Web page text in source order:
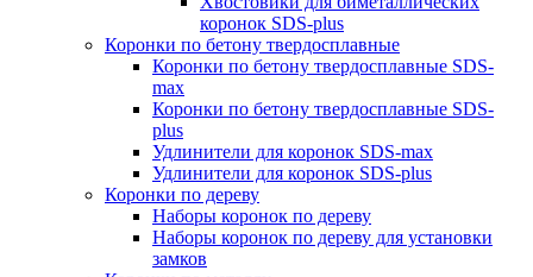
коронок SDS-plus
Коронки по бетону твердосплавные
Коронки по бетону твердосплавные SDS-
max
Коронки по бетону твердосплавные SDS-
plus
Удлинители для коронок SDS-max
Удлинители для коронок SDS-plus
Коронки по дереву
Наборы коронок по дереву
Наборы коронок по дереву для установки
замков